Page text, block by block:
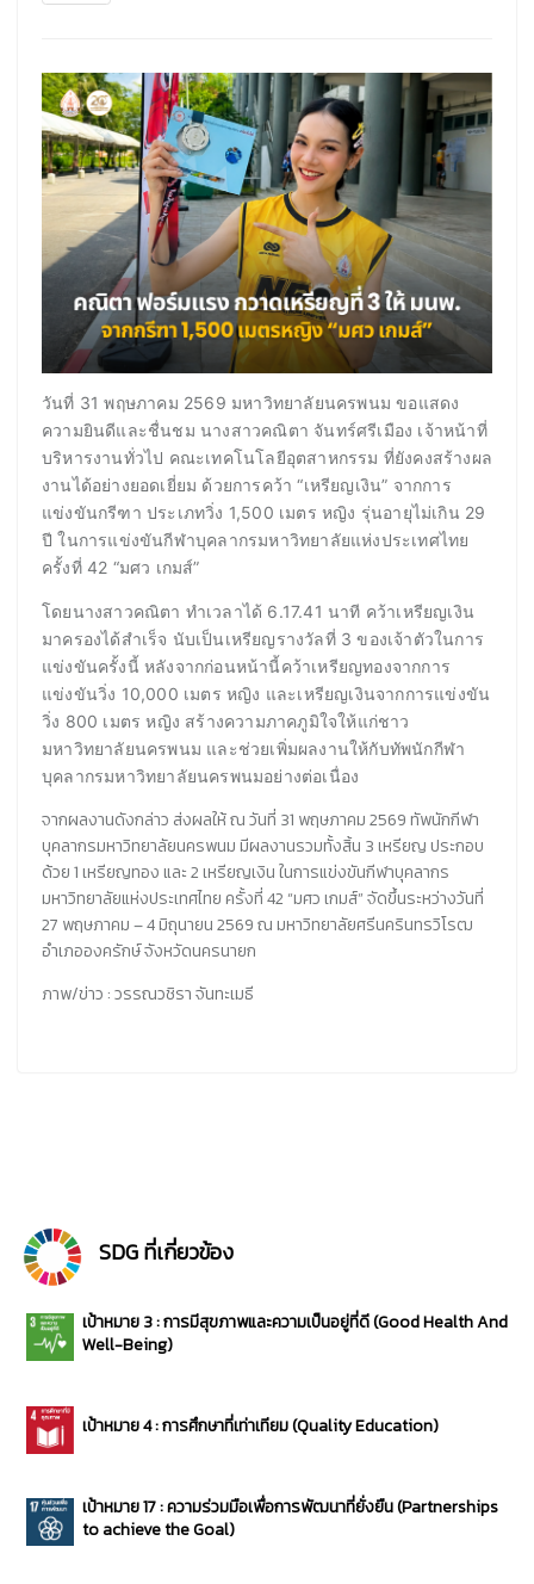
วันที่ 31 พฤษภาคม 2569 มหาวิทยาลัยนครพนม ขอแสดง
ความยินดีและชื่นชม นางสาวคณิตา จันทร์ศรีเมือง เจ้าหน้าที่
บริหารงานทั่วไป คณะเทคโนโลยีอุตสาหกรรม ที่ยังคงสร้างผล
งานได้อย่างยอดเยี่ยม ด้วยการคว้า “เหรียญเงิน” จากการ
แข่งขันกรีฑา ประเภทวิ่ง 1,500 เมตร หญิง รุ่นอายุไม่เกิน 29
ปี ในการแข่งขันกีฬาบุคลากรมหาวิทยาลัยแห่งประเทศไทย
ครั้งที่ 42 “มศว เกมส์”
โดยนางสาวคณิตา ทำเวลาได้ 6.17.41 นาที คว้าเหรียญเงิน
มาครองได้สำเร็จ นับเป็นเหรียญรางวัลที่ 3 ของเจ้าตัวในการ
แข่งขันครั้งนี้ หลังจากก่อนหน้านี้คว้าเหรียญทองจากการ
แข่งขันวิ่ง 10,000 เมตร หญิง และเหรียญเงินจากการแข่งขัน
วิ่ง 800 เมตร หญิง สร้างความภาคภูมิใจให้แก่ชาว
มหาวิทยาลัยนครพนม และช่วยเพิ่มผลงานให้กับทัพนักกีฬา
บุคลากรมหาวิทยาลัยนครพนมอย่างต่อเนื่อง
จากผลงานดังกล่าว ส่งผลให้ ณ วันที่ 31 พฤษภาคม 2569 ทัพนักกีฬา
บุคลากรมหาวิทยาลัยนครพนม มีผลงานรวมทั้งสิ้น 3 เหรียญ ประกอบ
ด้วย 1 เหรียญทอง และ 2 เหรียญเงิน ในการแข่งขันกีฬาบุคลากร
มหาวิทยาลัยแห่งประเทศไทย ครั้งที่ 42 “มศว เกมส์” จัดขึ้นระหว่างวันที่
27 พฤษภาคม – 4 มิถุนายน 2569 ณ มหาวิทยาลัยศรีนครินทรวิโรฒ
อำเภอองครักษ์ จังหวัดนครนายก
ภาพ/ข่าว : วรรณวชิรา จันทะเมธี
SDG ที่เกี่ยวข้อง
เป้าหมาย 3 : การมีสุขภาพและความเป็นอยู่ที่ดี (Good Health And
Well-Being)
เป้าหมาย 4 : การศึกษาที่เท่าเทียม (Quality Education)
เป้าหมาย 17 : ความร่วมมือเพื่อการพัฒนาที่ยั่งยืน (Partnerships
to achieve the Goal)